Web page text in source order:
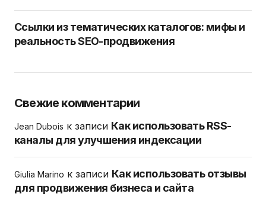
Ссылки из тематических каталогов: мифы и
реальность SEO-продвижения
Свежие комментарии
Jean Dubois к записи Как использовать RSS-
каналы для улучшения индексации
Giulia Marino к записи Как использовать отзывы
для продвижения бизнеса и сайта